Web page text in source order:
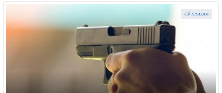
مستجدات